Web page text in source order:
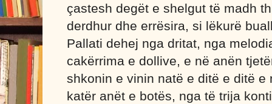
çastesh degët e shelgut të madh
derdhur dhe errësira, si lëkurë
Pallati dehej nga dritat, nga
cakërrima e dollive, e në anën
shkonin e vinin natë e ditë e ditë e
katër anët e botës, nga të trija